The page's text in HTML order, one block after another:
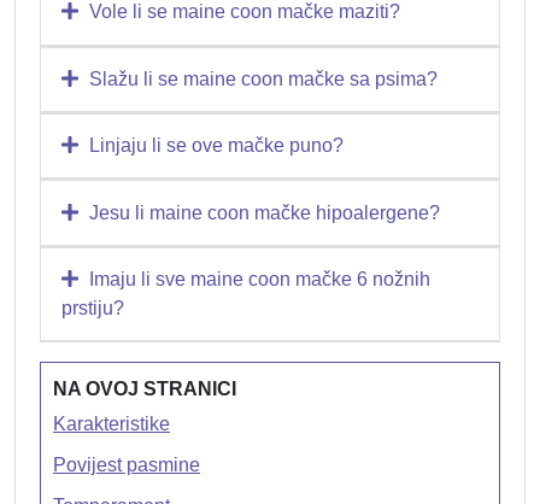
Vole li se maine coon mačke maziti?
Slažu li se maine coon mačke sa psima?
Linjaju li se ove mačke puno?
Jesu li maine coon mačke hipoalergene?
Imaju li sve maine coon mačke 6 nožnih
prstiju?
NA OVOJ STRANICI
Karakteristike
Povijest pasmine